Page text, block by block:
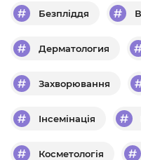
Безпліддя
Дерматология
Захворювання
Інсемінація
Косметологія